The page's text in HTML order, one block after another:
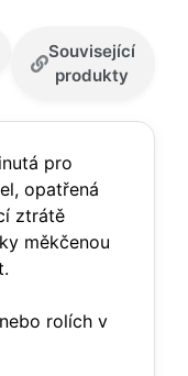
Související
produkty
pro
opatřená
ztrátě
měkčenou
rolích v